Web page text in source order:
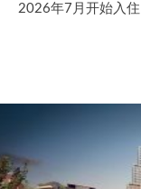
2026年7月开始入住